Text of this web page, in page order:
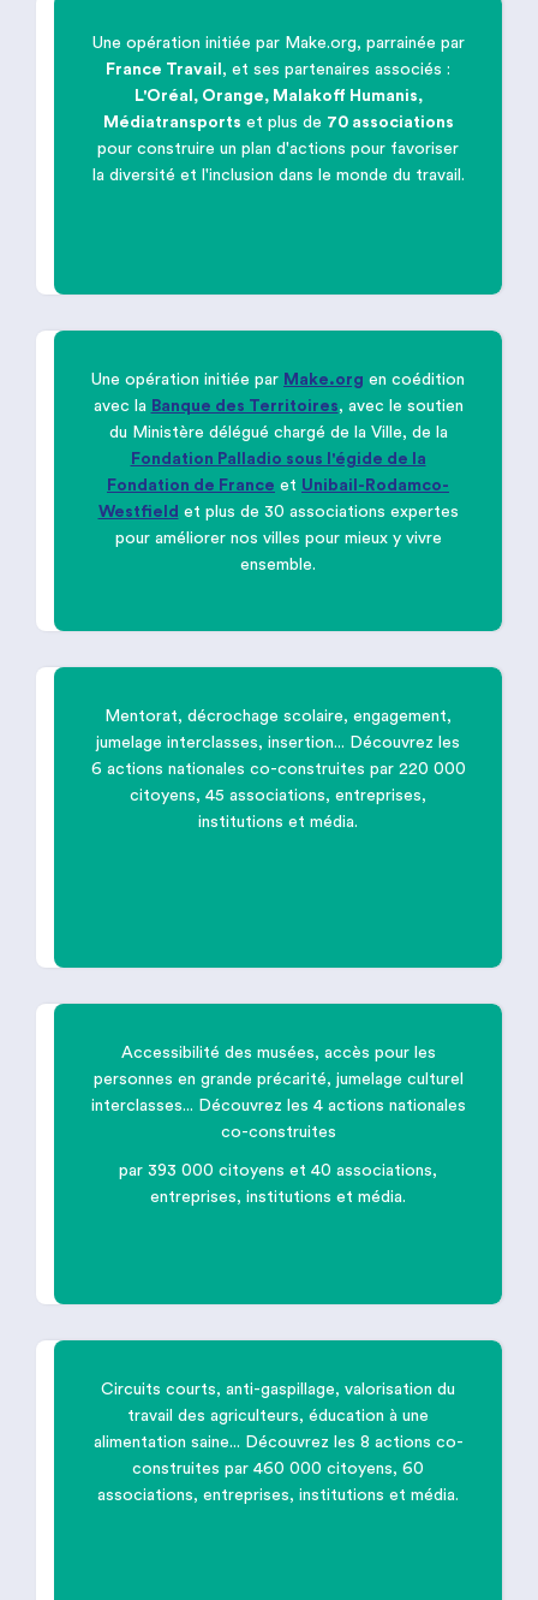

Favoriser la diversité et l'inclusion
dans le monde du travail
Une opération initiée par Make.org, parrainée par
France Travail , et ses partenaires associés :
L'Oréal, Orange, Malakoff Humanis,
Médiatransports et plus de 70 associations
pour construire un plan d'actions pour favoriser
la diversité et l'inclusion dans le monde du travail.

Améliorer nos villes pour mieux y vivre
ensemble
Une opération initiée par Make.org en coédition
avec la Banque des Territoires, avec le soutien
du Ministère délégué chargé de la Ville, de la
Fondation Palladio sous l'égide de la
Fondation de France et Unibail-Rodamco-
Westfield et plus de 30 associations expertes
pour améliorer nos villes pour mieux y vivre
ensemble.

Mentorat, décrochage scolaire, engagement,
jumelage interclasses, insertion... Découvrez les
6 actions nationales co-construites par 220 000
citoyens, 45 associations, entreprises,
institutions et média.

Rendre lacultureaccessible à tous
Accessibilité des musées, accès pour les
personnes en grande précarité, jumelage culturel
interclasses... Découvrez les 4 actions nationales
co-construites
par 393 000 citoyens et 40 associations,
entreprises, institutions et média.

Permettre unemeilleure alimentation
Circuits courts, anti-gaspillage, valorisation du
travail des agriculteurs, éducation à une
alimentation saine... Découvrez les 8 actions co-
construites par 460 000 citoyens, 60
associations, entreprises, institutions et média.